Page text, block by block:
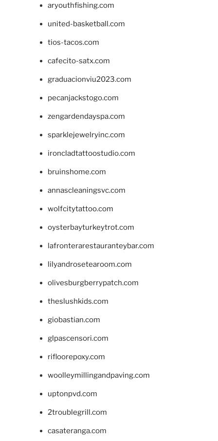
aryouthfishing.com
united-basketball.com
tios-tacos.com
cafecito-satx.com
graduacionviu2023.com
pecanjackstogo.com
zengardendayspa.com
sparklejewelryinc.com
ironcladtattoostudio.com
bruinshome.com
annascleaningsvc.com
wolfcitytattoo.com
oysterbayturkeytrot.com
lafronterarestauranteybar.com
lilyandrosetearoom.com
olivesburgberrypatch.com
theslushkids.com
giobastian.com
glpascensori.com
rifloorepoxy.com
woolleymillingandpaving.com
uptonpvd.com
2troublegrill.com
casateranga.com